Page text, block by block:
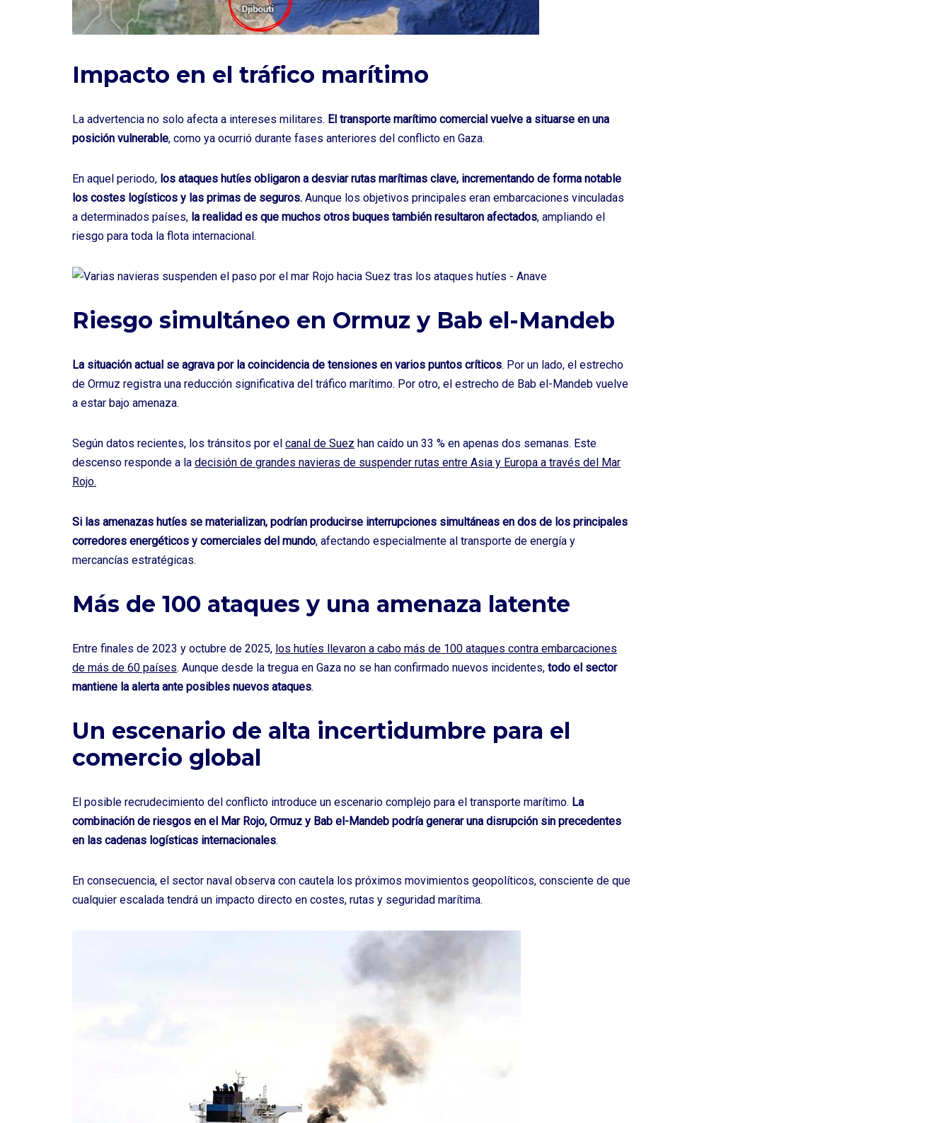
Impacto en el tráfico marítimo
La advertencia no solo afecta a intereses militares. El transporte marítimo comercial vuelve a situarse en una
posición vulnerable, como ya ocurrió durante fases anteriores del conflicto en Gaza.
En aquel periodo, los ataques hutíes obligaron a desviar rutas marítimas clave, incrementando de forma notable
los costes logísticos y las primas de seguros. Aunque los objetivos principales eran embarcaciones vinculadas
a determinados países, la realidad es que muchos otros buques también resultaron afectados, ampliando el
riesgo para toda la flota internacional.
Riesgo simultáneo en Ormuz y Bab el-Mandeb
La situación actual se agrava por la coincidencia de tensiones en varios puntos críticos. Por un lado, el estrecho
de Ormuz registra una reducción significativa del tráfico marítimo. Por otro, el estrecho de Bab el-Mandeb vuelve
a estar bajo amenaza.
Según datos recientes, los tránsitos por el canal de Suez han caído un 33 % en apenas dos semanas. Este
descenso responde a la decisión de grandes navieras de suspender rutas entre Asia y Europa a través del Mar
Rojo.
Si las amenazas hutíes se materializan, podrían producirse interrupciones simultáneas en dos de los principales
corredores energéticos y comerciales del mundo, afectando especialmente al transporte de energía y
mercancías estratégicas.
Más de 100 ataques y una amenaza latente
Entre finales de 2023 y octubre de 2025, los hutíes llevaron a cabo más de 100 ataques contra embarcaciones
de más de 60 países. Aunque desde la tregua en Gaza no se han confirmado nuevos incidentes, todo el sector
mantiene la alerta ante posibles nuevos ataques.
Un escenario de alta incertidumbre para el
comercio global
El posible recrudecimiento del conflicto introduce un escenario complejo para el transporte marítimo. La
combinación de riesgos en el Mar Rojo, Ormuz y Bab el-Mandeb podría generar una disrupción sin precedentes
en las cadenas logísticas internacionales.
En consecuencia, el sector naval observa con cautela los próximos movimientos geopolíticos, consciente de que
cualquier escalada tendrá un impacto directo en costes, rutas y seguridad marítima.
del sector marítimo, directas
a tu email cada semana.
para obtener más información.